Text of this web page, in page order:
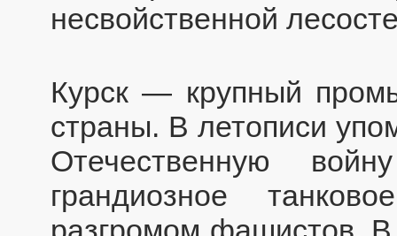
несвойственной
Курск — крупный
страны. В летописи
Отечественную
грандиозное